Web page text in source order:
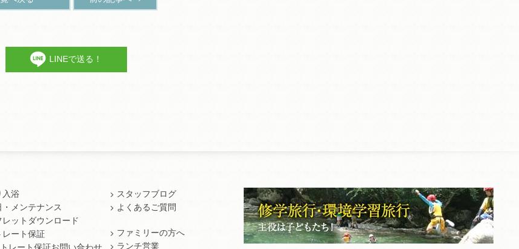
LINEで送る！
入浴
・メンテナンス
レットダウンロード
レート保証
スタッフブログ
よくあるご質問
ファミリーの方へ
ランチ営業